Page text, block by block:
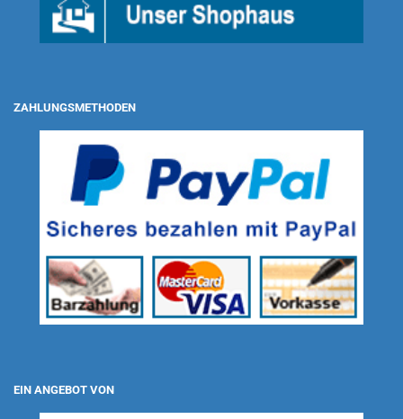
ZAHLUNGSMETHODEN
EIN ANGEBOT VON